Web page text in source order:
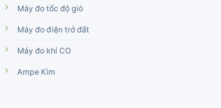
Máy đo tốc độ gió
Máy đo điện trở đất
Máy đo khí CO
Ampe Kìm